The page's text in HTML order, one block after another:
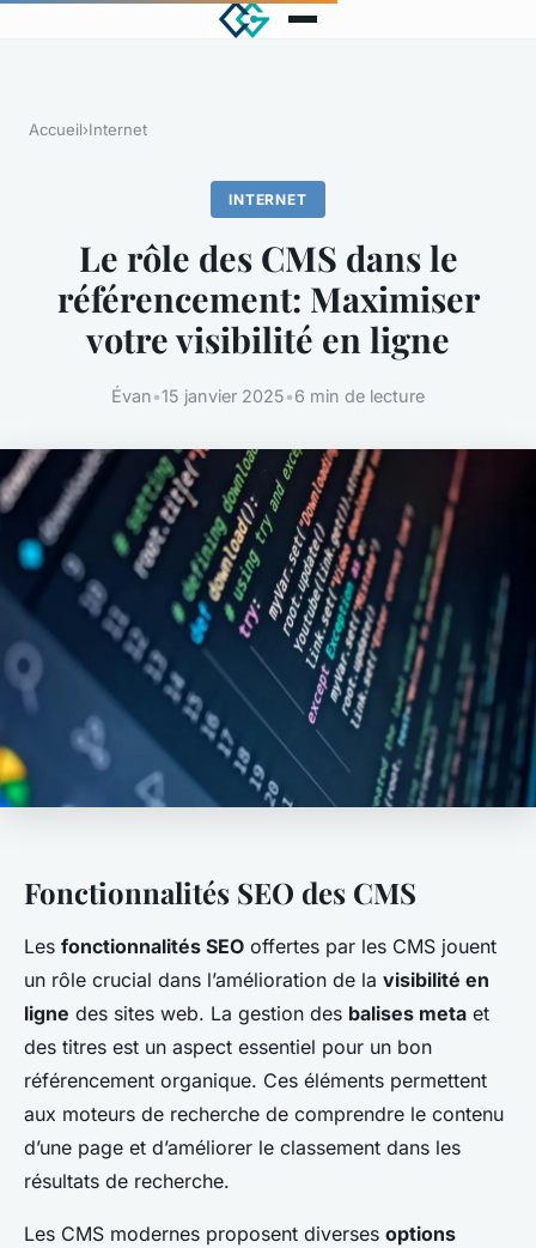
Accueil›Internet
INTERNET
Le rôle des CMS dans le
référencement: Maximiser
votre visibilité en ligne
Évan•15 janvier 2025•6 min de lecture
Fonctionnalités SEO des CMS
Les fonctionnalités SEO offertes par les CMS jouent
un rôle crucial dans l’amélioration de la visibilité en
ligne des sites web. La gestion des balises meta et
des titres est un aspect essentiel pour un bon
référencement organique. Ces éléments permettent
aux moteurs de recherche de comprendre le contenu
d’une page et d’améliorer le classement dans les
résultats de recherche.
Les CMS modernes proposent diverses options